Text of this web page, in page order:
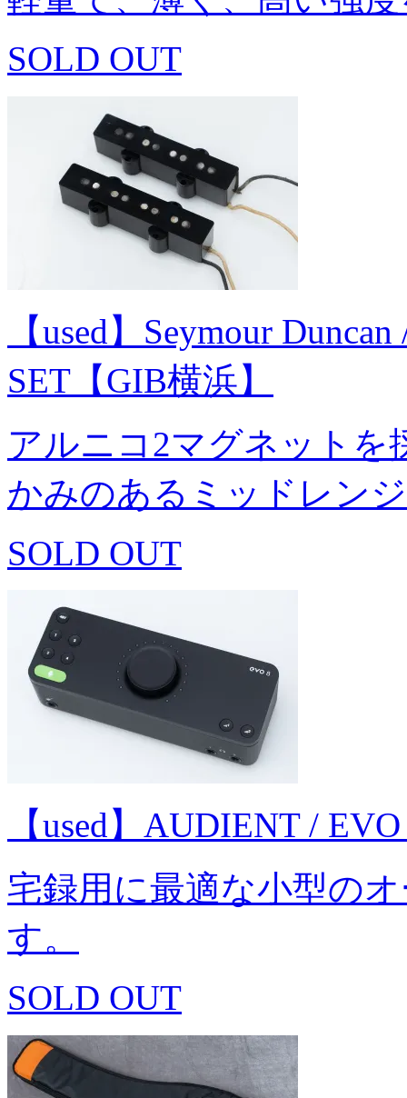
SOLD OUT
【used】Seymour
SET【GIB横浜】
アルニコ2マグネットを
かみのあるミッドレン
SOLD OUT
【used】AUDIENT /
宅録用に最適な小型の
す。
SOLD OUT